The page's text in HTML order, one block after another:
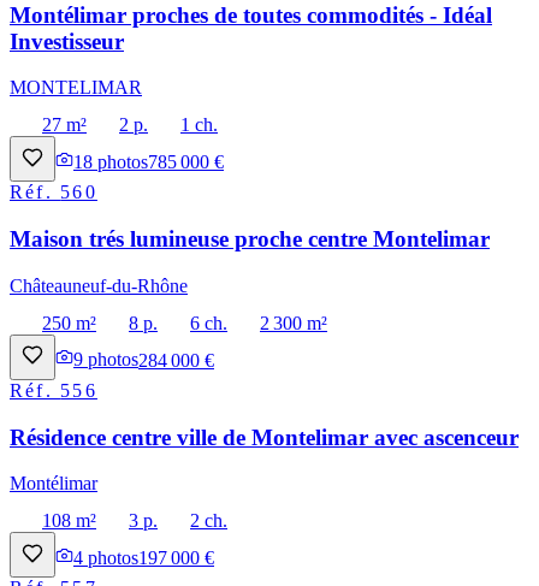
Montélimar proches de toutes commodités - Idéal
Investisseur
MONTELIMAR
27 m²
2 p.
1 ch.
18 photos785 000 €
Réf. 560
Maison trés lumineuse proche centre Montelimar
Châteauneuf-du-Rhône
250 m²
8 p. 6 ch.
2 300 m²
9 photos284 000 €
Réf. 556
Résidence centre ville de Montelimar avec ascenceur
Montélimar
108 m²
3 p.
2 ch.
4 photos197 000 €